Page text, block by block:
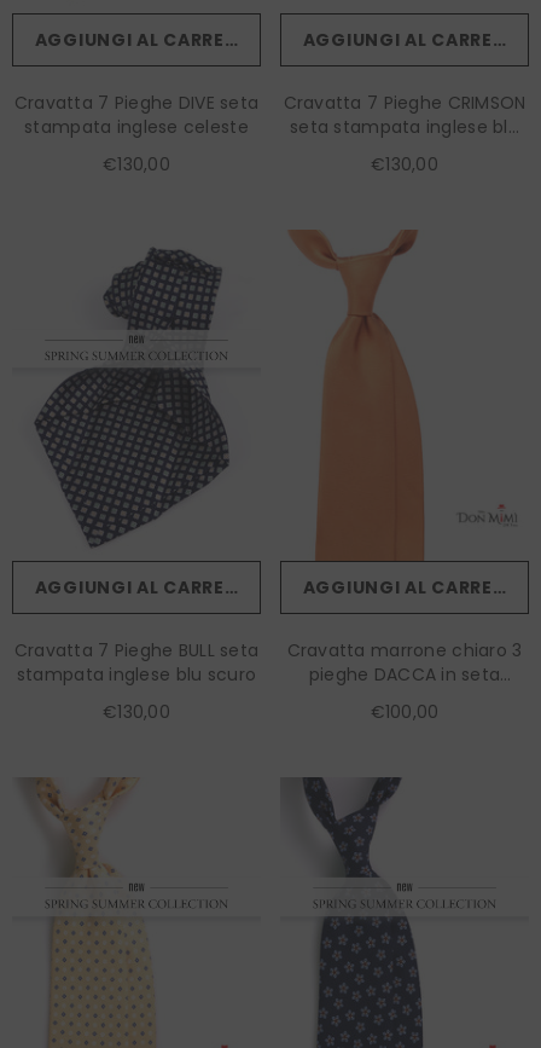
AGGIUNGI AL CARRELLO
Cravatta 7 Pieghe DIVE seta
stampata inglese celeste
€130,00
AGGIUNGI AL CARRELLO
Cravatta 7 Pieghe CRIMSON
seta stampata inglese blu
€130,00
AGGIUNGI AL CARRELLO
Cravatta 7 Pieghe BULL seta
stampata inglese blu scuro
€130,00
AGGIUNGI AL CARRELLO
Cravatta marrone chiaro 3
pieghe DACCA in seta
stampata lusso
€100,00